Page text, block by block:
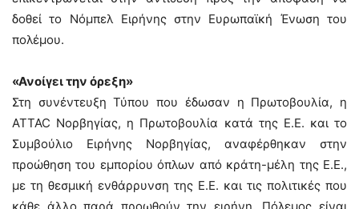
δοθεί το Νόμπελ Ειρήνης στην Ευρωπαϊκή Ένωση του
πολέμου.
«Ανοίγει την όρεξη»
Στη συνέντευξη Τύπου που έδωσαν η Πρωτοβουλία, η
ATTAC Νορβηγίας, η Πρωτοβουλία κατά της Ε.Ε. και το
Συμβούλιο Ειρήνης Νορβηγίας, αναφέρθηκαν στην
προώθηση του εμπορίου όπλων από κράτη-μέλη της Ε.Ε.,
με τη θεσμική ενθάρρυνση της Ε.Ε. και τις πολιτικές που